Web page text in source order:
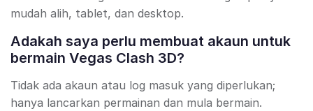
mudah alih, tablet, dan desktop.
Adakah saya perlu membuat akaun untuk
bermain Vegas Clash 3D?
Tidak ada akaun atau log masuk yang diperlukan;
hanya lancarkan permainan dan mula bermain.